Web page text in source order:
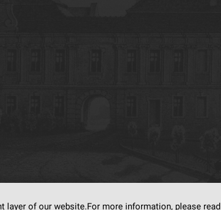
layer of our website.For more information, please